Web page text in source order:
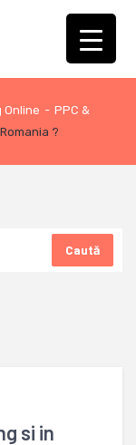
Online - PPC &
?
Caută
si in